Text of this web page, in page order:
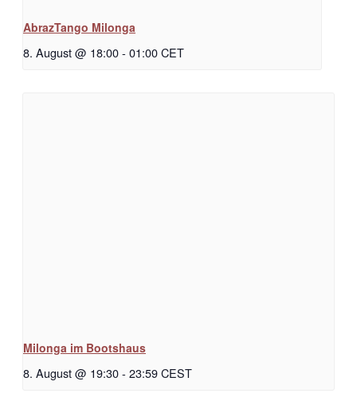
AbrazTango Milonga
8. August @ 18:00- 01:00CET
Milonga im Bootshaus
8. August @ 19:30- 23:59CEST